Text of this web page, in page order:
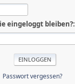
eingeloggt bleiben?:
Passwort vergessen?